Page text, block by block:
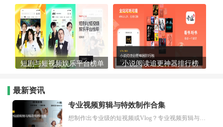
短剧与短视频娱乐平台榜单 小说阅读追更神器排行榜
最新资讯
专业视频剪辑与特效制作合集